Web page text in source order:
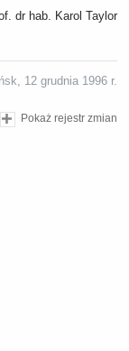
dr hab. Karol Taylor
12 grudnia 1996 r.
Pokaż rejestr zmian